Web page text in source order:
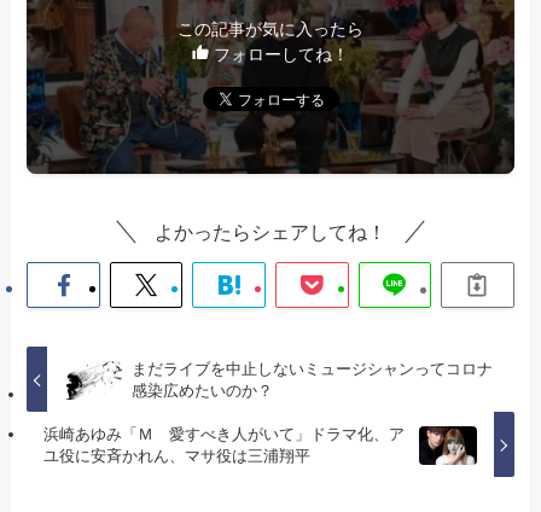
この記事が気に入ったら
フォローしてね！
よかったらシェアしてね！
まだライブを中止しないミュージシャンってコロナ
感染広めたいのか？
浜崎あゆみ「Ｍ 愛すべき人がいて」ドラマ化、ア
ユ役に安斉かれん、マサ役は三浦翔平